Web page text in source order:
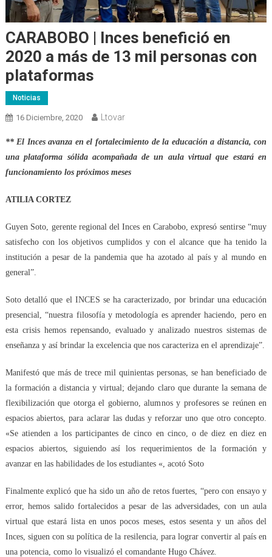
CARABOBO | Inces benefició en
2020 a más de 13 mil personas con
plataformas
Noticias
16 Diciembre, 2020 Ltovar
** El Inces avanza en el fortalecimiento de la educación a distancia, con
una plataforma sólida acompañada de un aula virtual que estará en
funcionamiento los próximos meses
ATILIA CORTEZ
Guyen Soto, gerente regional del Inces en Carabobo, expresó sentirse “muy
satisfecho con los objetivos cumplidos y con el alcance que ha tenido la
institución a pesar de la pandemia que ha azotado al país y al mundo en
general”.
Soto detalló que el INCES se ha caracterizado, por brindar una educación
presencial, “nuestra filosofía y metodología es aprender haciendo, pero en
esta crisis hemos repensando, evaluado y analizado nuestros sistemas de
enseñanza y así brindar la excelencia que nos caracteriza en el aprendizaje”.
Manifestó que más de trece mil quinientas personas, se han beneficiado de
la formación a distancia y virtual; dejando claro que durante la semana de
flexibilización que otorga el gobierno, alumnos y profesores se reúnen en
espacios abiertos, para aclarar las dudas y reforzar uno que otro concepto.
«Se atienden a los participantes de cinco en cinco, o de diez en diez en
espacios abiertos, siguiendo así los requerimientos de la formación y
avanzar en las habilidades de los estudiantes «, acotó Soto
Finalmente explicó que ha sido un año de retos fuertes, “pero con ensayo y
error, hemos salido fortalecidos a pesar de las adversidades, con un aula
virtual que estará lista en unos pocos meses, estos sesenta y un años del
Inces, siguen con su política de la resilencia, para lograr convertir al país en
una potencia, como lo visualizó el comandante Hugo Chávez.